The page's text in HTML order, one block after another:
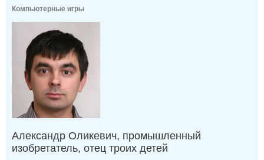
Компьютерные игры
Александр Оликевич, промышленный
изобретатель, отец троих детей